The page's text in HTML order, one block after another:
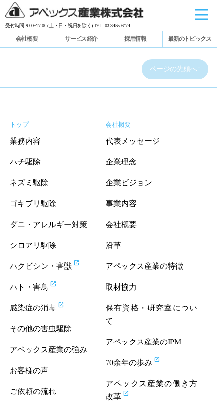
受付時間 9:00~17:00 (土・日・祝日を除く) TEL. 03-3455-6474
会社概要 サービス紹介 採用情報 最新のトピックス
ページの先頭へ↑
トップ
業務内容
ハチ駆除
ネズミ駆除
ゴキブリ駆除
ダニ・アレルギー対策
シロアリ駆除
ハクビシン・害獣 open_in_new
ハト・害鳥 open_in_new
感染症の消毒 open_in_new
その他の害虫駆除
アペックス産業の強み
お客様の声
ご依頼の流れ
会社概要
代表メッセージ
企業理念
企業ビジョン
事業内容
会社概要
沿革
アペックス産業の特徴
取材協力
保有資格・研究室につい
て
アペックス産業のIPM
70余年の歩み open_in_new
アペックス産業の働き方
改革 open_in_new